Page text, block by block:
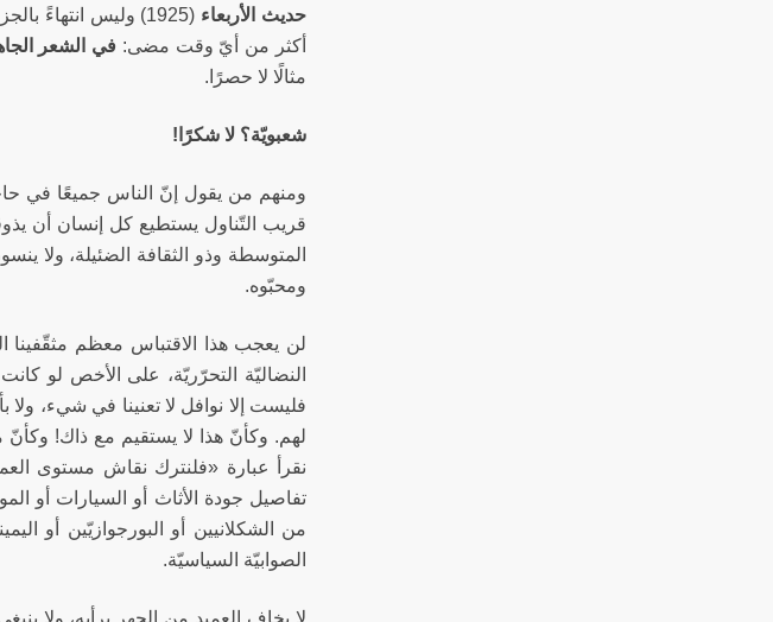
حديث الأربعاء (1925) وليس انتهاءً بالجزء الثاني من
أكثر من أيّ وقت مضى: في الشعر
مثالًا لا حصرًا.
شعبويّة؟ لا شكرًا!
ومنهم من يقول إنّ الناس جميعًا في
قريب التّناول يستطيع كل إنسان أن
المتوسطة وذو الثقافة الضئيلة، ولا
ومحبّوه.
لن يعجب هذا الاقتباس معظم مثقّفينا
النضاليّة التحرّريّة، على الأخص لو
فليست إلا نوافل لا تعنينا في شيء،
لهم. وكأنّ هذا لا يستقيم مع ذاك!
نقرأ عبارة «فلنترك نقاش مستوى
تفاصيل جودة الأثاث أو السيارات أو
من الشكلانيين أو البورجوازيّين أو
الصوابيّة السياسيّة.
لا يخاف العميد من الجهر برأيه، ولا